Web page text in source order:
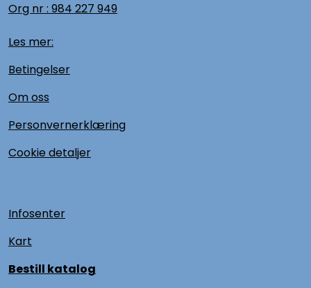
Org nr : 984 227 949
Les mer:
Betingelser
Om oss
Personvernerklæring
Cookie detaljer
Infosenter
Kart
Bestill katalog